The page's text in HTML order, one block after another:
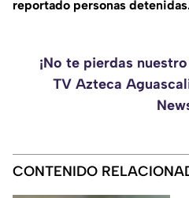
reportado personas
¡No te pierdas
TV Azteca
CONTENIDO